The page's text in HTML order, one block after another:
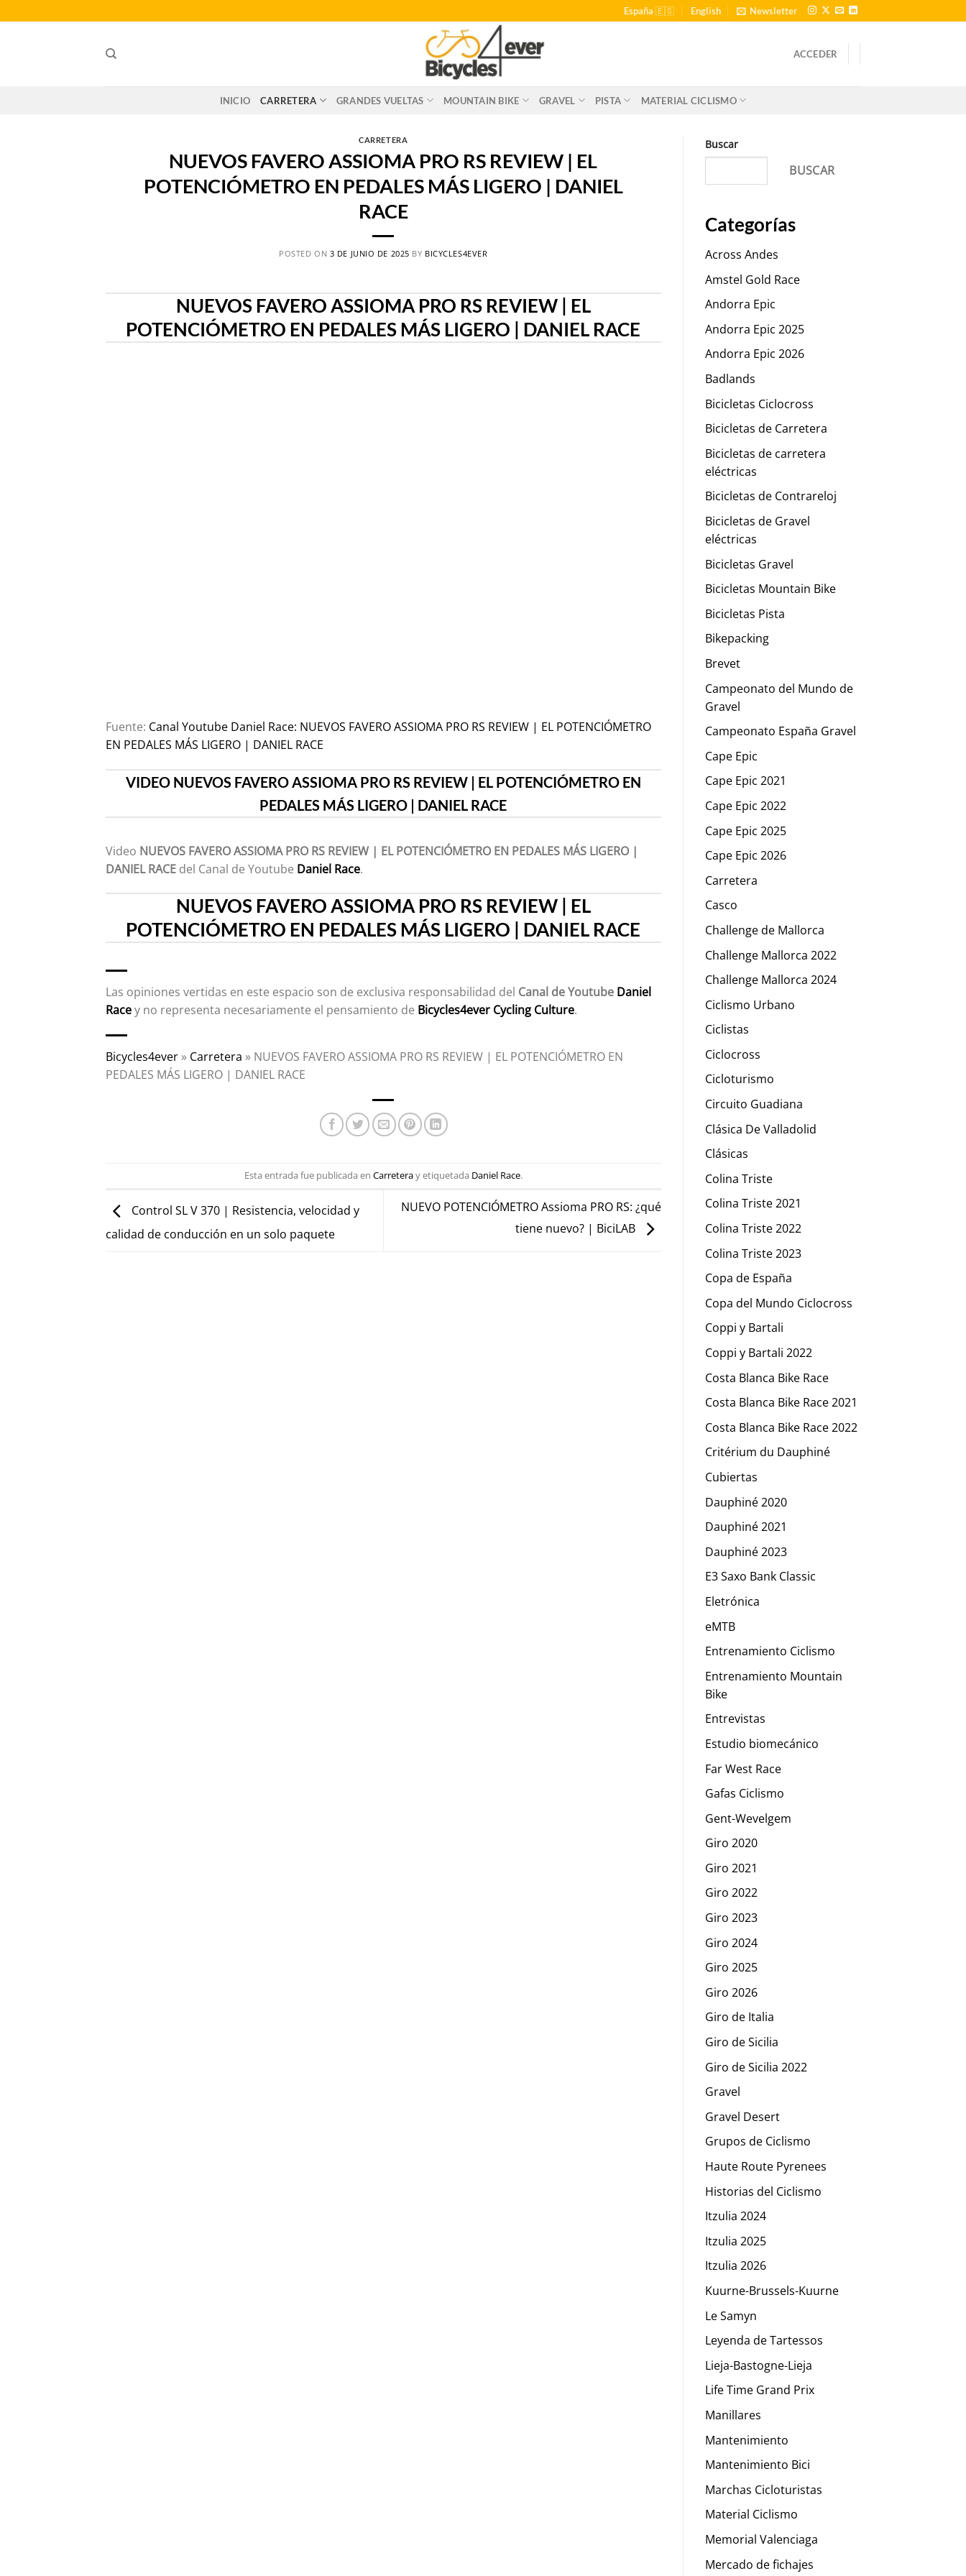
al
España 🇪🇸 English Newsletter
ACCEDER
INICIO CARRETERA GRANDES VUELTAS MOUNTAIN BIKE GRAVEL PISTA MATERIAL CICLISMO
CARRETERA
NUEVOS FAVERO ASSIOMA PRO RS REVIEW | EL
POTENCIÓMETRO EN PEDALES MÁS LIGERO | DANIEL
RACE
POSTED ON 3 DE JUNIO DE 2025 BY BICYCLES4EVER
NUEVOS FAVERO ASSIOMA PRO RS REVIEW | EL
POTENCIÓMETRO EN PEDALES MÁS LIGERO | DANIEL RACE
Fuente: Canal Youtube Daniel Race: NUEVOS FAVERO ASSIOMA PRO RS REVIEW | EL POTENCIÓMETRO
EN PEDALES MÁS LIGERO | DANIEL RACE
VIDEO NUEVOS FAVERO ASSIOMA PRO RS REVIEW | EL POTENCIÓMETRO EN
PEDALES MÁS LIGERO | DANIEL RACE
Video NUEVOS FAVERO ASSIOMA PRO RS REVIEW | EL POTENCIÓMETRO EN PEDALES MÁS LIGERO |
DANIEL RACE del Canal de Youtube Daniel Race.
NUEVOS FAVERO ASSIOMA PRO RS REVIEW | EL
POTENCIÓMETRO EN PEDALES MÁS LIGERO | DANIEL RACE
Las opiniones vertidas en este espacio son de exclusiva responsabilidad del Canal de Youtube Daniel
Racey no representa necesariamente el pensamiento de Bicycles4ever Cycling Culture.
Bicycles4ever » Carretera » NUEVOS FAVERO ASSIOMA PRO RS REVIEW | EL POTENCIÓMETRO EN
PEDALES MÁS LIGERO | DANIEL RACE
Esta entrada fue publicada en Carreteray etiquetada Daniel Race.
Control SL V 370 | Resistencia, velocidad y
calidad de conducción en un solo paquete
NUEVO POTENCIÓMETRO Assioma PRO RS: ¿qué
tiene nuevo? | BiciLAB
Buscar
BUSCAR
Categorías
Across Andes
Amstel Gold Race
Andorra Epic
Andorra Epic 2025
Andorra Epic 2026
Badlands
Bicicletas Ciclocross
Bicicletas de Carretera
Bicicletas de carretera
eléctricas
Bicicletas de Contrareloj
Bicicletas de Gravel
eléctricas
Bicicletas Gravel
Bicicletas Mountain Bike
Bicicletas Pista
Bikepacking
Brevet
Campeonato del Mundo de
Gravel
Campeonato España Gravel
Cape Epic
Cape Epic 2021
Cape Epic 2022
Cape Epic 2025
Cape Epic 2026
Carretera
Casco
Challenge de Mallorca
Challenge Mallorca 2022
Challenge Mallorca 2024
Ciclismo Urbano
Ciclistas
Ciclocross
Cicloturismo
Circuito Guadiana
Clásica De Valladolid
Clásicas
Colina Triste
Colina Triste 2021
Colina Triste 2022
Colina Triste 2023
Copa de España
Copa del Mundo Ciclocross
Coppi y Bartali
Coppi y Bartali 2022
Costa Blanca Bike Race
Costa Blanca Bike Race 2021
Costa Blanca Bike Race 2022
Critérium du Dauphiné
Cubiertas
Dauphiné 2020
Dauphiné 2021
Dauphiné 2023
E3 Saxo Bank Classic
Eletrónica
eMTB
Entrenamiento Ciclismo
Entrenamiento Mountain
Bike
Entrevistas
Estudio biomecánico
Far West Race
Gafas Ciclismo
Gent-Wevelgem
Giro 2020
Giro 2021
Giro 2022
Giro 2023
Giro 2024
Giro 2025
Giro 2026
Giro de Italia
Giro de Sicilia
Giro de Sicilia 2022
Gravel
Gravel Desert
Grupos de Ciclismo
Haute Route Pyrenees
Historias del Ciclismo
Itzulia 2024
Itzulia 2025
Itzulia 2026
Kuurne-Brussels-Kuurne
Le Samyn
Leyenda de Tartessos
Lieja-Bastogne-Lieja
Life Time Grand Prix
Manillares
Mantenimiento
Mantenimiento Bici
Marchas Cicloturistas
Material Ciclismo
Memorial Valenciaga
Mercado de fichajes